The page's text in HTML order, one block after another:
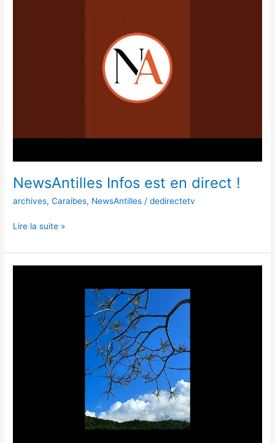
NewsAntilles Infos est en direct !
archives,Caraibes, NewsAntilles /dedirectetv
Lire la suite »